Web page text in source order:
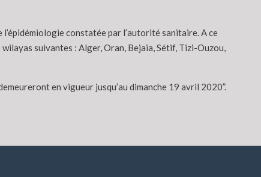
constatée par l’autorité sanitaire. A ce
suivantes : Alger, Oran, Bejaia, Sétif, Tizi-Ouzou,
en vigueur jusqu’au dimanche 19 avril 2020”.